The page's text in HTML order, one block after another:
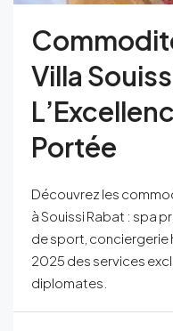
Villa
Portée
Découvrez les
à Souissi Rabat : spa
de sport, conciergerie
2025 des services
diplomates.